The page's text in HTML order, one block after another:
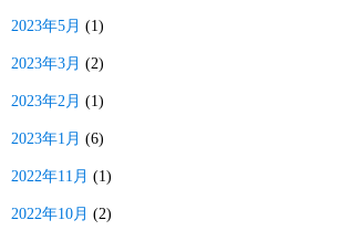
2023年5月 (1)
2023年3月 (2)
2023年2月 (1)
2023年1月 (6)
2022年11月 (1)
2022年10月 (2)